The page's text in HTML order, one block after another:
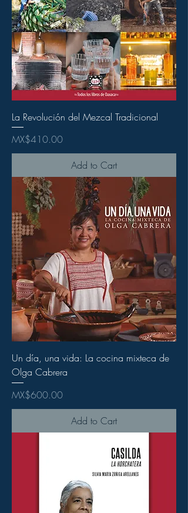
La Revolución del Mezcal Tradicional
Price
MX$410.00
Add to Cart
Un día, una vida: La cocina mixteca de
Olga Cabrera
Price
MX$600.00
Add to Cart